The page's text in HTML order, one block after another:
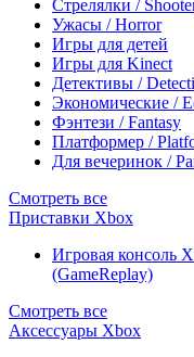
Стрелялки /
Ужасы / Horror
Игры для детей
Игры для Kinect
Детективы /
Экономические /
Фэнтези / Fantasy
Платформер /
Для вечеринок /
Смотреть все
Приставки Xbox
Игровая консоль
(GameReplay)
Смотреть все
Аксессуары Xbox